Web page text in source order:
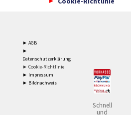
► AGB
►
Datenschutzerklärung
► Cookie-Richtlinie
► Impressum
► Bildnachweis
Schnell
und